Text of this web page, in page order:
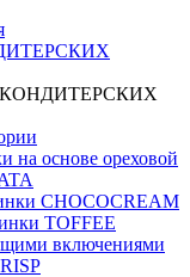
на основе ореховой
CHOCOCREAM
TOFFEE
включениями